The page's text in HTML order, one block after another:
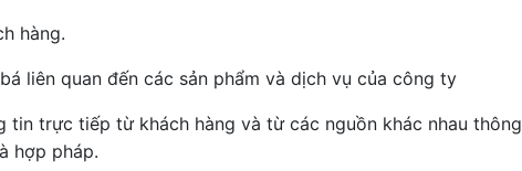
hàng.
liên quan đến các sản phẩm và dịch vụ của công ty
tin trực tiếp từ khách hàng và từ các nguồn khác nhau thông
hợp pháp.